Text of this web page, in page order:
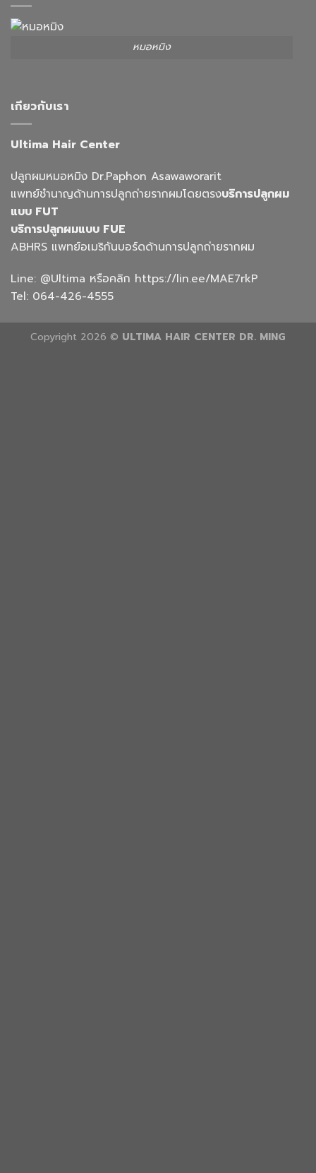
หมอหมิง
เกียวกับเรา
Ultima Hair Center
ปลูกผมหมอหมิง Dr.Paphon Asawaworarit
แพทย์ชำนาญด้านการปลูกถ่ายรากผมโดยตรงบริการปลูกผม
แบบ FUT
บริการปลูกผมแบบ FUE
ABHRS แพทย์อเมริกันบอร์ดด้านการปลูกถ่ายรากผม
Line: @Ultima หรือคลิก https://lin.ee/MAE7rkP
Tel: 064-426-4555
Copyright 2026 © ULTIMA HAIR CENTER DR. MING